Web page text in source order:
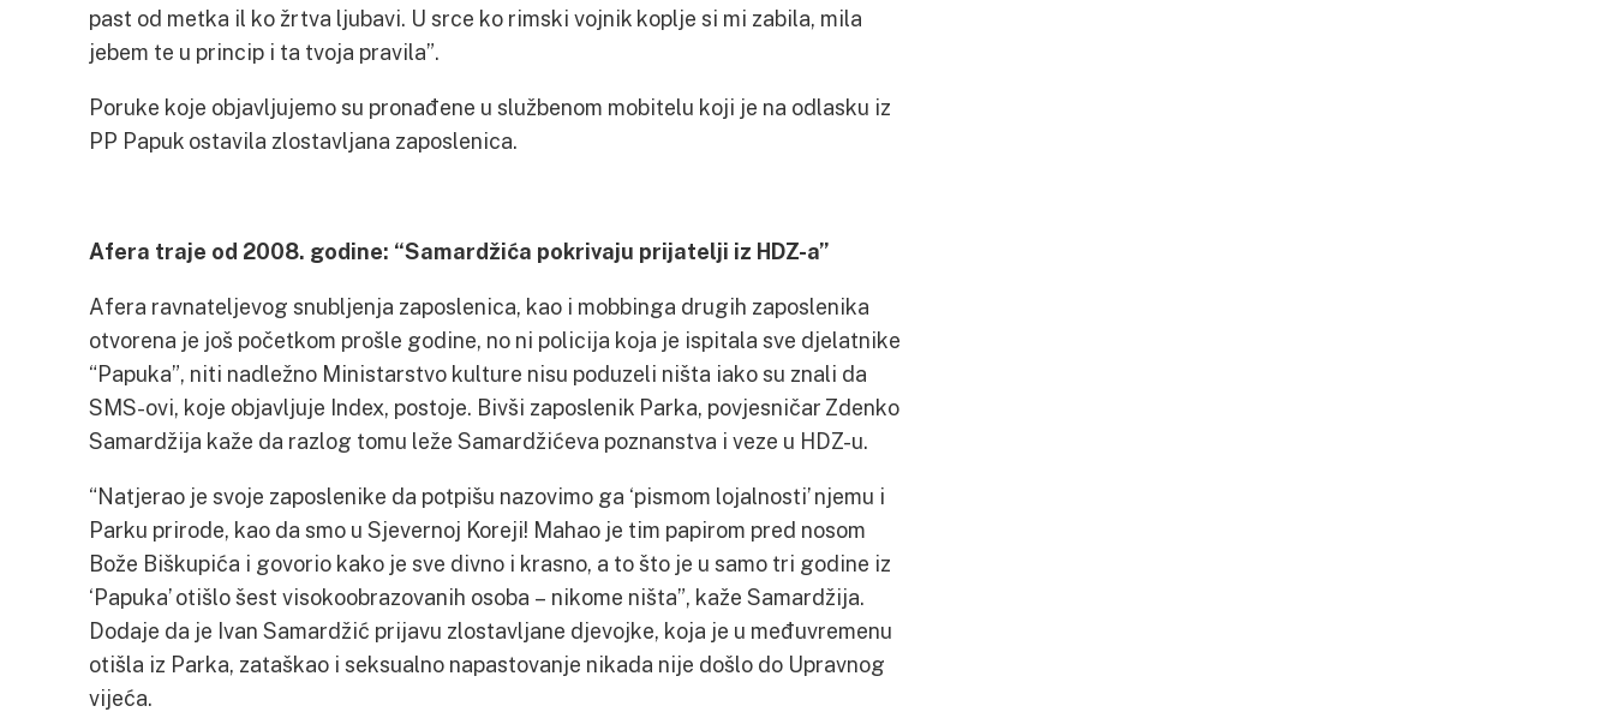
past od metka il ko žrtva ljubavi. U srce ko rimski vojnik koplje si mi zabila, mila
jebem te u princip i ta tvoja pravila”.
Poruke koje objavljujemo su pronađene u službenom mobitelu koji je na odlasku iz
PP Papuk ostavila zlostavljana zaposlenica.
Afera traje od 2008. godine: “Samardžića pokrivaju prijatelji iz HDZ-a”
Afera ravnateljevog snubljenja zaposlenica, kao i mobbinga drugih zaposlenika
otvorena je još početkom prošle godine, no ni policija koja je ispitala sve djelatnike
“Papuka”, niti nadležno Ministarstvo kulture nisu poduzeli ništa iako su znali da
SMS-ovi, koje objavljuje Index, postoje. Bivši zaposlenik Parka, povjesničar Zdenko
Samardžija kaže da razlog tomu leže Samardžićeva poznanstva i veze u HDZ-u.
“Natjerao je svoje zaposlenike da potpišu nazovimo ga ‘pismom lojalnosti’ njemu i
Parku prirode, kao da smo u Sjevernoj Koreji! Mahao je tim papirom pred nosom
Bože Biškupića i govorio kako je sve divno i krasno, a to što je u samo tri godine iz
‘Papuka’ otišlo šest visokoobrazovanih osoba – nikome ništa”, kaže Samardžija.
Dodaje da je Ivan Samardžić prijavu zlostavljane djevojke, koja je u međuvremenu
otišla iz Parka, zataškao i seksualno napastovanje nikada nije došlo do Upravnog
vijeća.